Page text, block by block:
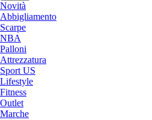
Novità
Abbigliamento
Scarpe
NBA
Palloni
Attrezzatura
Sport US
Lifestyle
Fitness
Outlet
Marche